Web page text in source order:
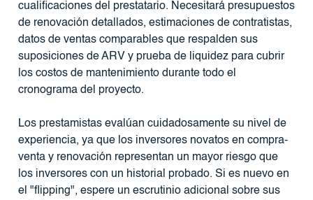
cualificaciones del prestatario. Necesitará presupuestos
de renovación detallados, estimaciones de contratistas,
datos de ventas comparables que respalden sus
suposiciones de ARV y prueba de liquidez para cubrir
los costos de mantenimiento durante todo el
cronograma del proyecto.
Los prestamistas evalúan cuidadosamente su nivel de
experiencia, ya que los inversores novatos en compra-
venta y renovación representan un mayor riesgo que
los inversores con un historial probado. Si es nuevo en
el "flipping", espere un escrutinio adicional sobre sus